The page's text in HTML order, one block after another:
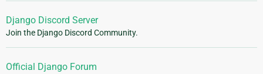
Django Discord Server
Join the Django Discord Community.
Official Django Forum